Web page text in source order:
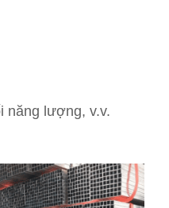
năng lượng, v.v.